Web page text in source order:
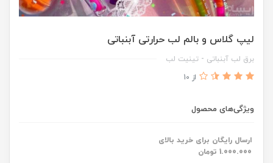
لیپ گلاس و بالم لب حرارتی آبنباتی
برق لب آبنباتی - تینیت لب
از 10
ویژگی‌های محصول
ارسال رایگان برای خرید بالای
1.000.000 تومان